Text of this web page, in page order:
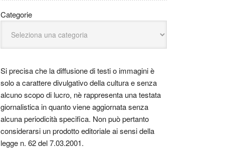
Categorie
Si precisa che la diffusione di testi o immagini è
solo a carattere divulgativo della cultura e senza
alcuno scopo di lucro, nè rappresenta una testata
giornalistica in quanto viene aggiornata senza
alcuna periodicità specifica. Non può pertanto
considerarsi un prodotto editoriale ai sensi della
legge n. 62 del 7.03.2001.